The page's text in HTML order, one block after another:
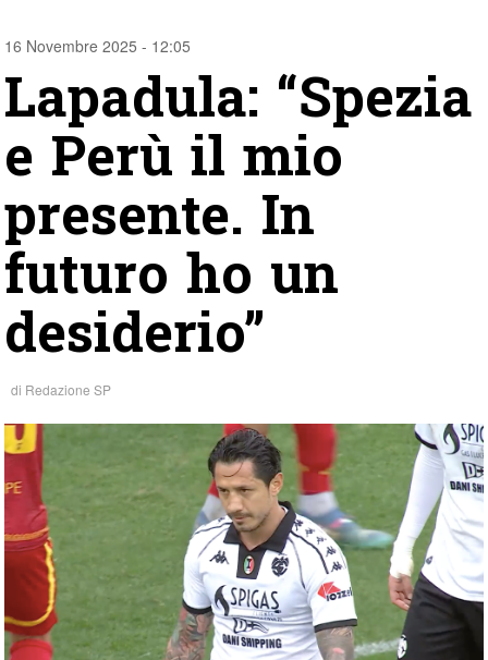
16 Novembre 2025 - 12:05
Lapadula: “Spezia
e Perù il mio
presente. In
futuro ho un
desiderio”
di Redazione SP